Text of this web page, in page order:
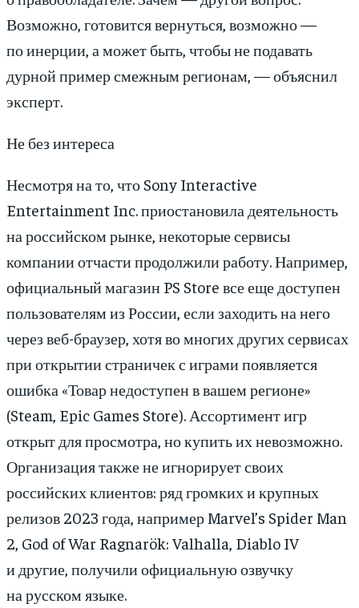
Возможно, готовится вернуться, возможно —
по инерции, а может быть, чтобы не подавать
дурной пример смежным регионам, — объяснил
эксперт.
Не без интереса
Несмотря на то, что Sony Interactive
Entertainment Inc. приостановила деятельность
на российском рынке, некоторые сервисы
компании отчасти продолжили работу. Например,
официальный магазин PS Store все еще доступен
пользователям из России, если заходить на него
через веб-браузер, хотя во многих других сервисах
при открытии страничек с играми появляется
ошибка «Товар недоступен в вашем регионе»
(Steam, Epic Games Store). Ассортимент игр
открыт для просмотра, но купить их невозможно.
Организация также не игнорирует своих
российских клиентов: ряд громких и крупных
релизов 2023 года, например Marvel’s Spider Man
2, God of War Ragnarök: Valhalla, Diablo IV
и другие, получили официальную озвучку
на русском языке.